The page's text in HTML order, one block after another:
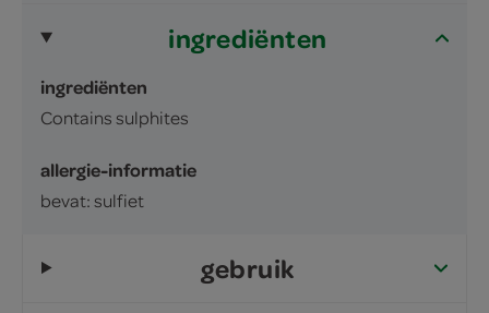
ingrediënten
ingrediënten
Contains sulphites
allergie-informatie
bevat: sulfiet
gebruik